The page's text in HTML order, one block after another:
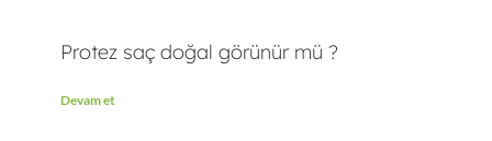
Protez saç doğal görünür mü ?
Devam et